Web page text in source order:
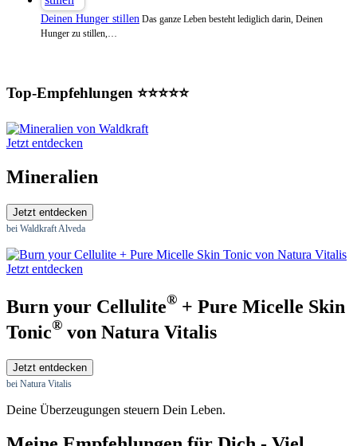
Deinen Hunger stillen Das ganze Leben besteht lediglich darin, Deinen
Hunger zu stillen,…
Top-Empfehlungen ⭐⭐⭐⭐⭐
Jetzt entdecken
Mineralien
Jetzt entdecken
bei Waldkraft Alveda
Jetzt entdecken
Burn your Cellulite® + Pure Micelle Skin
Tonic® von Natura Vitalis
Jetzt entdecken
bei Natura Vitalis
Deine Überzeugungen steuern Dein Leben.